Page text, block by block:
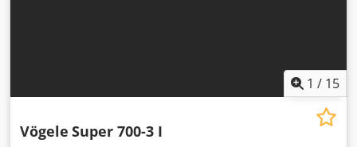
1 / 15
Vögele Super 700-3 I